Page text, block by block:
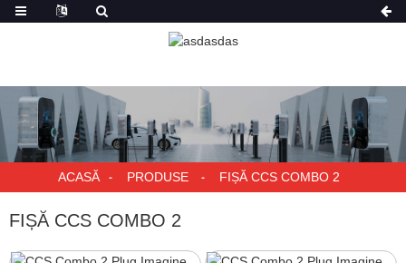
ACASĂ PRODUSE FIȘĂ CCS COMBO 2
FIȘĂ CCS COMBO 2